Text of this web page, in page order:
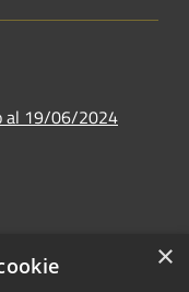
al 19/06/2024
×